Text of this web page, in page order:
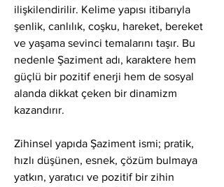
ilişkilendirilir. Kelime yapısı itibarıyla
şenlik, canlılık, coşku, hareket, bereket
ve yaşama sevinci temalarını taşır. Bu
nedenle Şaziment adı, karaktere hem
güçlü bir pozitif enerji hem de sosyal
alanda dikkat çeken bir dinamizm
kazandırır.
Zihinsel yapıda Şaziment ismi; pratik,
hızlı düşünen, esnek, çözüm bulmaya
yatkın, yaratıcı ve pozitif bir zihin